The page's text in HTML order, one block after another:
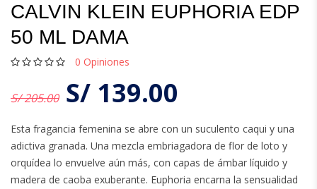
CALVIN KLEIN EUPHORIA EDP
50 ML DAMA
0 Opiniones
S/ 205.00 S/ 139.00
Esta fragancia femenina se abre con un suculento caqui y una
adictiva granada. Una mezcla embriagadora de flor de loto y
orquídea lo envuelve aún más, con capas de ámbar líquido y
madera de caoba exuberante. Euphoria encarna la sensualidad